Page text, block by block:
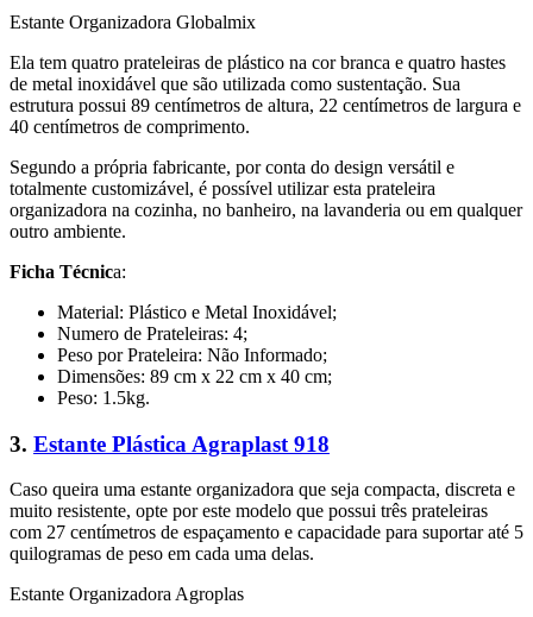
Estante Organizadora Globalmix
Ela tem quatro prateleiras de plástico na cor branca e quatro hastes
de metal inoxidável que são utilizada como sustentação. Sua
estrutura possui 89 centímetros de altura, 22 centímetros de largura e
40 centímetros de comprimento.
Segundo a própria fabricante, por conta do design versátil e
totalmente customizável, é possível utilizar esta prateleira
organizadora na cozinha, no banheiro, na lavanderia ou em qualquer
outro ambiente.
Ficha Técnica:
Material: Plástico e Metal Inoxidável;
Numero de Prateleiras: 4;
Peso por Prateleira: Não Informado;
Dimensões: 89 cm x 22 cm x 40 cm;
Peso: 1.5kg.
3. Estante Plástica Agraplast 918
Caso queira uma estante organizadora que seja compacta, discreta e
muito resistente, opte por este modelo que possui três prateleiras
com 27 centímetros de espaçamento e capacidade para suportar até 5
quilogramas de peso em cada uma delas.
Estante Organizadora Agroplas